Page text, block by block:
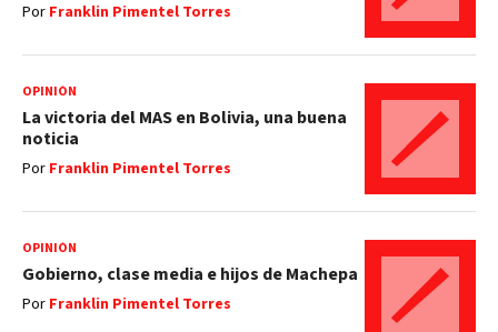
Por Franklin Pimentel Torres
OPINIÓN
La victoria del MAS en Bolivia, una buena
noticia
Por Franklin Pimentel Torres
OPINIÓN
Gobierno, clase media e hijos de Machepa
Por Franklin Pimentel Torres